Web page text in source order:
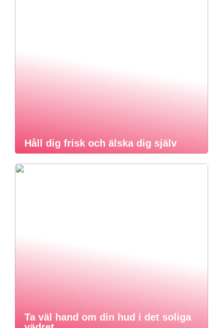
Håll dig frisk och älska dig själv
Ta väl hand om din hud i det soliga